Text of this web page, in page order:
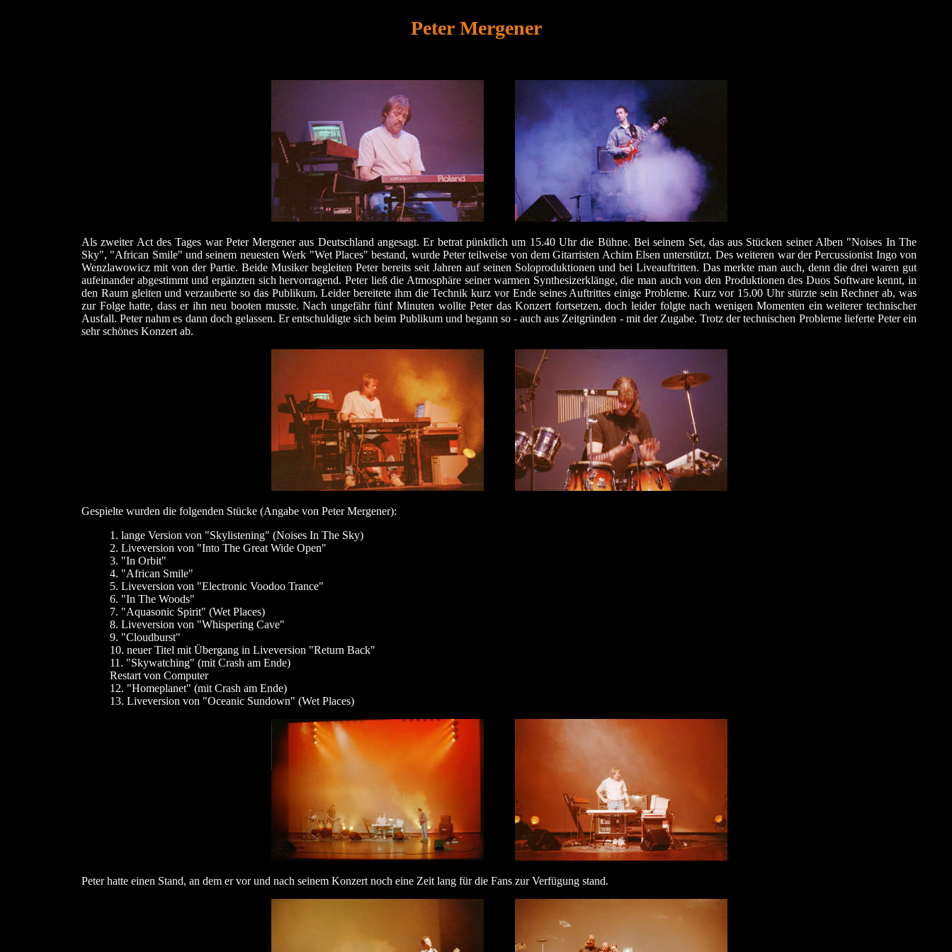
Peter Mergener
Als zweiter Act des Tages war Peter Mergener aus Deutschland angesagt. Er betrat pünktlich um 15.40 Uhr die Bühne. Bei seinem Set, das aus Stücken seiner Alben "Noises In The
Sky", "African Smile" und seinem neuesten Werk "Wet Places" bestand, wurde Peter teilweise von dem Gitarristen Achim Elsen unterstützt. Des weiteren war der Percussionist Ingo von
Wenzlawowicz mit von der Partie. Beide Musiker begleiten Peter bereits seit Jahren auf seinen Soloproduktionen und bei Liveauftritten. Das merkte man auch, denn die drei waren gut
aufeinander abgestimmt und ergänzten sich hervorragend. Peter ließ die Atmosphäre seiner warmen Synthesizerklänge, die man auch von den Produktionen des Duos Software kennt, in
den Raum gleiten und verzauberte so das Publikum. Leider bereitete ihm die Technik kurz vor Ende seines Auftrittes einige Probleme. Kurz vor 15.00 Uhr stürzte sein Rechner ab, was
zur Folge hatte, dass er ihn neu booten musste. Nach ungefähr fünf Minuten wollte Peter das Konzert fortsetzen, doch leider folgte nach wenigen Momenten ein weiterer technischer
Ausfall. Peter nahm es dann doch gelassen. Er entschuldigte sich beim Publikum und begann so - auch aus Zeitgründen - mit der Zugabe. Trotz der technischen Probleme lieferte Peter ein
sehr schönes Konzert ab.
Gespielte wurden die folgenden Stücke (Angabe von Peter Mergener):
1. lange Version von "Skylistening" (Noises In The Sky)
2. Liveversion von "Into The Great Wide Open"
3. "In Orbit"
4. "African Smile"
5. Liveversion von "Electronic Voodoo Trance"
6. "In The Woods"
7. "Aquasonic Spirit" (Wet Places)
8. Liveversion von "Whispering Cave"
9. "Cloudburst"
10. neuer Titel mit Übergang in Liveversion "Return Back"
11. "Skywatching" (mit Crash am Ende)
Restart von Computer
12. "Homeplanet" (mit Crash am Ende)
13. Liveversion von "Oceanic Sundown" (Wet Places)
Peter hatte einen Stand, an dem er vor und nach seinem Konzert noch eine Zeit lang für die Fans zur Verfügung stand.